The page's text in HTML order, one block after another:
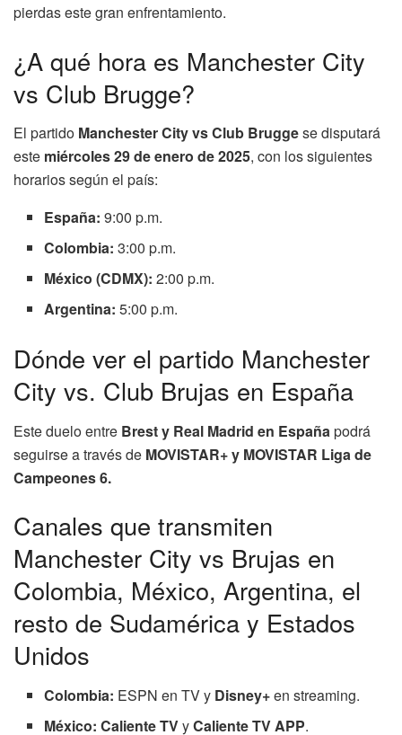
pierdas este gran enfrentamiento.
¿A qué hora es Manchester City
vs Club Brugge?
El partido Manchester City vs Club Bruggese disputará
este miércoles 29 de enero de 2025, con los siguientes
horarios según el país:
España: 9:00 p.m.
Colombia: 3:00 p.m.
México (CDMX): 2:00 p.m.
Argentina: 5:00 p.m.
Dónde ver el partido Manchester
City vs. Club Brujas en España
Este duelo entre Brest y Real Madrid en Españapodrá
seguirse a través de MOVISTAR+ y MOVISTAR Liga de
Campeones 6.
Canales que transmiten
Manchester City vs Brujas en
Colombia, México, Argentina, el
resto de Sudamérica y Estados
Unidos
Colombia: ESPN en TV y Disney+en streaming.
México: Caliente TVyCaliente TV APP.